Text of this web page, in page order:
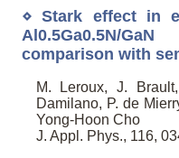
⋄ Stark effect in
Al0.5Ga0.5N/
comparison with
M. Leroux, J.
Damilano, P. de
Yong-Hoon Cho
J. Appl. Phys., 116,